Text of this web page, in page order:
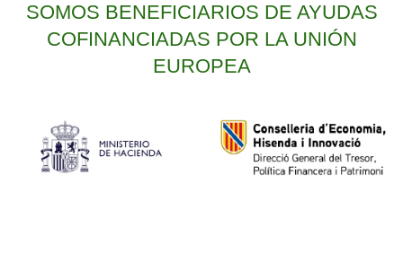
SOMOS BENEFICIARIOS DE AYUDAS
COFINANCIADAS POR LA UNIÓN
EUROPEA